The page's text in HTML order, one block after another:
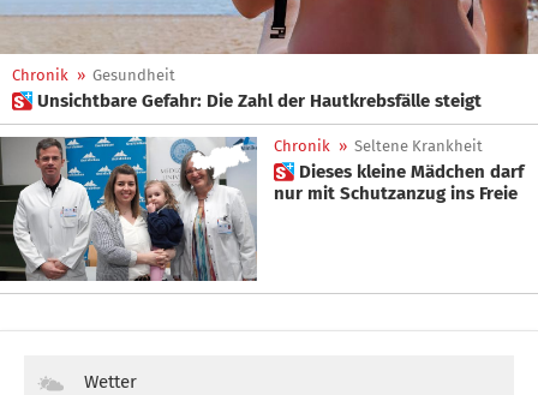
Chronik » Gesundheit
 Unsichtbare Gefahr: Die Zahl der Hautkrebsfälle steigt
Chronik » Seltene Krankheit
 Dieses kleine Mädchen darf
nur mit Schutzanzug ins Freie
Wetter